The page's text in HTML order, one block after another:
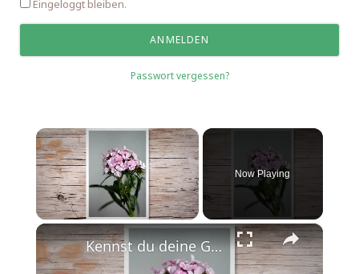
Eingeloggt bleiben.
Passwort vergessen?
×
Now Playing
×
Kennst du deine Geburtsblume?